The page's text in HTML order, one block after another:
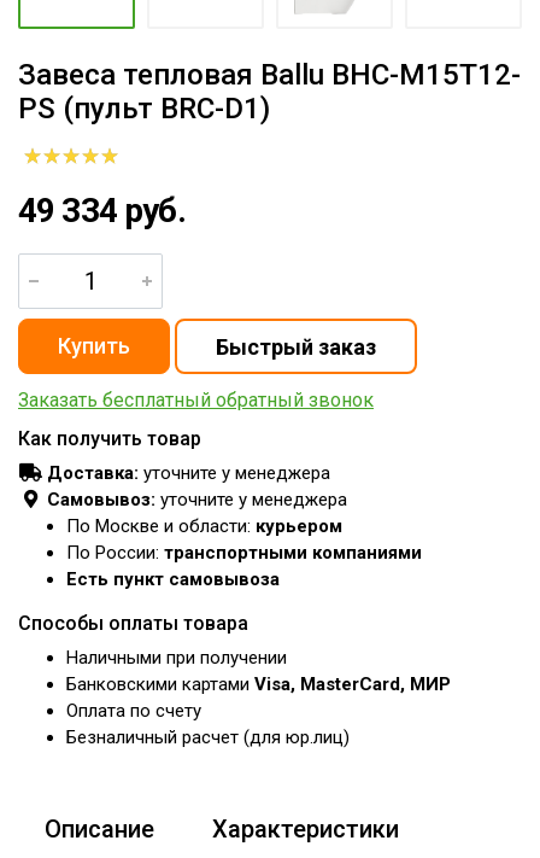
Завеса тепловая Ballu BHC-M15T12-
PS (пульт BRC-D1)
49 334 руб.
Заказать бесплатный обратный звонок
Как получить товар
Доставка: уточните у менеджера
Самовывоз: уточните у менеджера
По Москве и области: курьером
По России: транспортными компаниями
Есть пункт самовывоза
Способы оплаты товара
Наличными при получении
Банковскими картами Visa, MasterCard, МИР
Оплата по счету
Безналичный расчет (для юр.лиц)
Описание Характеристики